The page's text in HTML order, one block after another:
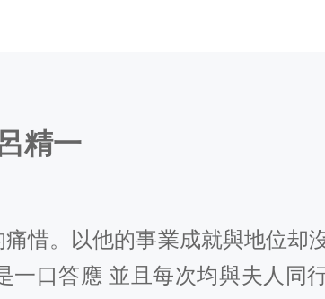
精一
惜。以他的事業成就與地位却
一口答應 並且每次均與夫人同